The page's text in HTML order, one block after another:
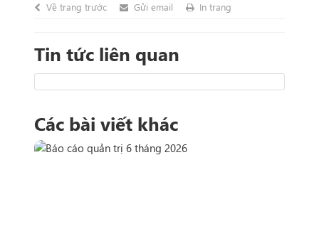
Về trang trước Gửi email In trang
Tin tức liên quan
Các bài viết khác